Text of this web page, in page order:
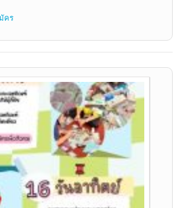
คร